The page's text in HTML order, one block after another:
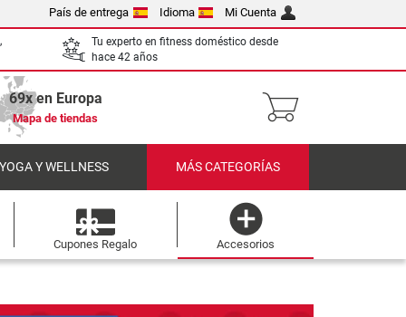
País de entrega Idioma Mi Cuenta
Tu experto en fitness doméstico desde
hace 42 años
69x en Europa
Mapa de tiendas
Y WELLNESS MÁS CATEGORÍAS
Cupones Regalo Accesorios